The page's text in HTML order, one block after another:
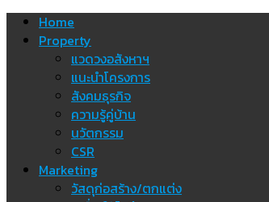
Skip Home
Property
แวดวงอสังหาฯ
แนะนำโครงการ
สังคมธุรกิจ
ความรู้คู่บ้าน
นวัตกรรม
CSR
Marketing
วัสดุก่อสร้าง/ตกแต่ง